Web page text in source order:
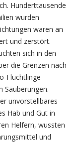
Hunderttausende
wurden
waren an
und zerstört.
sich in den
die Grenzen nach
Flüchtlinge
Säuberungen.
unvorstellbares
Hab und Gut in
Helfern, wussten
und